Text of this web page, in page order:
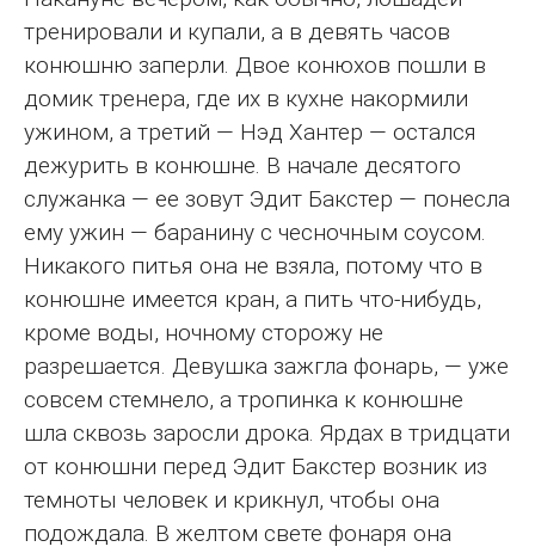
тренировали и купали, а в девять часов
конюшню заперли. Двое конюхов пошли в
домик тренера, где их в кухне накормили
ужином, а третий — Нэд Хантер — остался
дежурить в конюшне. В начале десятого
служанка — ее зовут Эдит Бакстер — понесла
ему ужин — баранину с чесночным соусом.
Никакого питья она не взяла, потому что в
конюшне имеется кран, а пить что-нибудь,
кроме воды, ночному сторожу не
разрешается. Девушка зажгла фонарь, — уже
совсем стемнело, а тропинка к конюшне
шла сквозь заросли дрока. Ярдах в тридцати
от конюшни перед Эдит Бакстер возник из
темноты человек и крикнул, чтобы она
подождала. В желтом свете фонаря она